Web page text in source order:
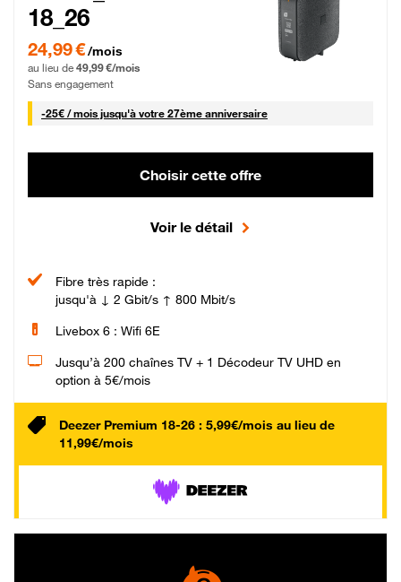
18_26
24,99 € par mois pendant 0 mois puis 49,99 € par mois, Sans engagement
24,99 €/mois
au lieu de 49,99 €/mois
Sans engagement
-25€ / mois25 € par mois
jusqu'à votre 27ème anniversaire
Choisir cette offre
Voir le détail
Fibre très rapide :
jusqu'à ↓ 2 Gbit/s ↑ 800 Mbit/s
Livebox 6 : Wifi 6E
Jusqu’à 200 chaînes TV + 1 Décodeur TV UHD en
option à 5€/mois
Deezer Premium 18-26 : 5,99€/mois au lieu de
11,99€/mois